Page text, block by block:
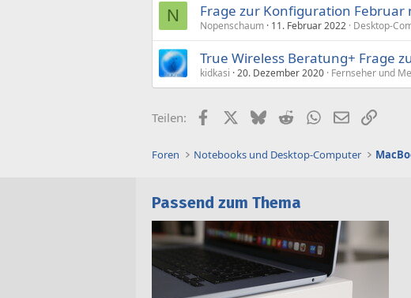
N Frage zur Konfiguration Februar
Nopenschaum 11. Februar 2022 Desktop-
True Wireless Beratung+ Frage
kidkasi 20. Dezember 2020 Fernseher und
Teilen: FacebookX (Twitter)
BlueskyRedditWhatsApp
E-MailLink
Foren Notebooks und Desktop-Computer
Passend zum Thema